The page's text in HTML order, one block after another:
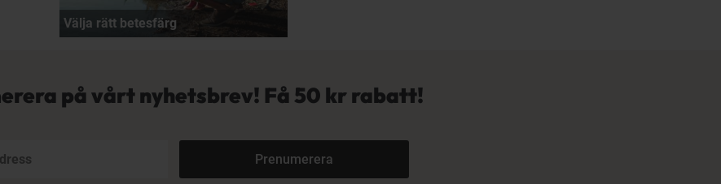
Välja rätt betesfärg
på vårt nyhetsbrev! Få50 kr rabatt!
Prenumerera